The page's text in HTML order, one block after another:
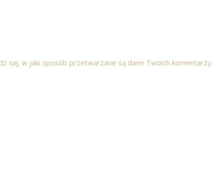
się, w jaki sposób przetwarzane są dane Twoich komentarzy.